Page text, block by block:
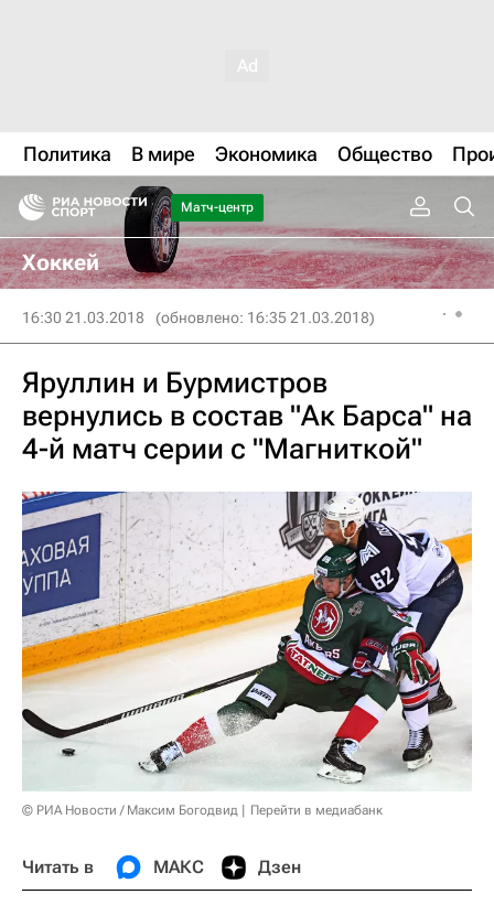
Политика В мире Экономика Общество
Матч-центр
Хоккей
16:30 21.03.2018 (обновлено: 16:35 21.03.2018)
Яруллин и Бурмистров
вернулись в состав "Ак Барса" на
4-й матч серии с "Магниткой"
© РИА Новости / Максим Богодвид Перейти в медиабанк
Читать в МАКС Дзен